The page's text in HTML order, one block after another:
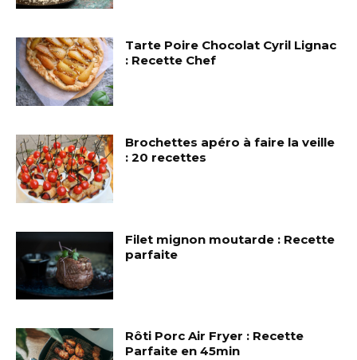
Tarte Poire Chocolat Cyril Lignac
: Recette Chef
Brochettes apéro à faire la veille
: 20 recettes
Filet mignon moutarde : Recette
parfaite
Rôti Porc Air Fryer : Recette
Parfaite en 45min